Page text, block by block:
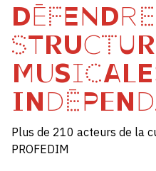
Plus de 210 acteurs de la
PROFEDIM